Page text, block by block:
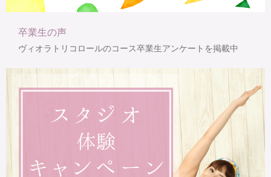
卒業生の声
ヴィオラトリコロールのコース卒業生アンケートを掲載中